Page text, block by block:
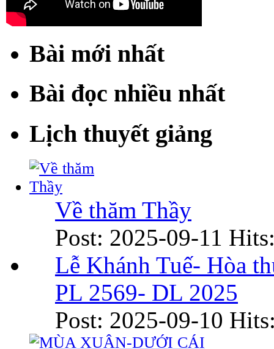
Bài mới nhất
Bài đọc nhiều nhất
Lịch thuyết giảng
Về thăm Thầy
Post: 2025-09-11
Lễ Khánh Tuế- Hòa
PL 2569- DL 2025
Post: 2025-09-10